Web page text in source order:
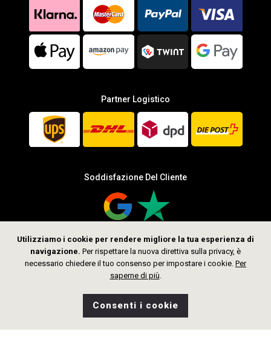
Utilizziamo i cookie per rendere migliore la tua esperienza di
navigazione. Per rispettare la nuova direttiva sulla privacy, è
necessario chiedere il tuo consenso per impostare i cookie. Per
saperne di più.
Consenti i cookie
Partner Logistico
Soddisfazione Del Cliente
CHF 339.00Ricerca Negozio Desideri